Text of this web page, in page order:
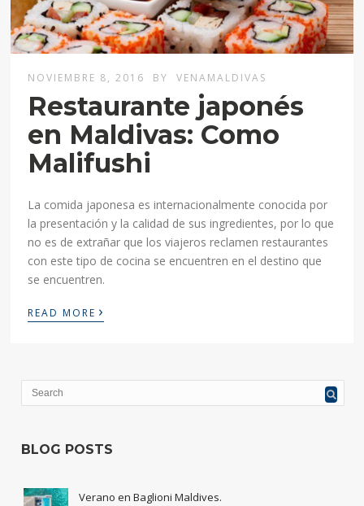
NOVIEMBRE 8, 2016 BY VENAMALDIVAS
Restaurante japonés
en Maldivas: Como
Malifushi
La comida japonesa es internacionalmente conocida por
la presentación y la calidad de sus ingredientes, por lo que
no es de extrañar que los viajeros reclamen restaurantes
con este tipo de cocina se encuentren en el destino que
se encuentren.
READ MORE ›
BLOG POSTS
Verano en Baglioni Maldives.